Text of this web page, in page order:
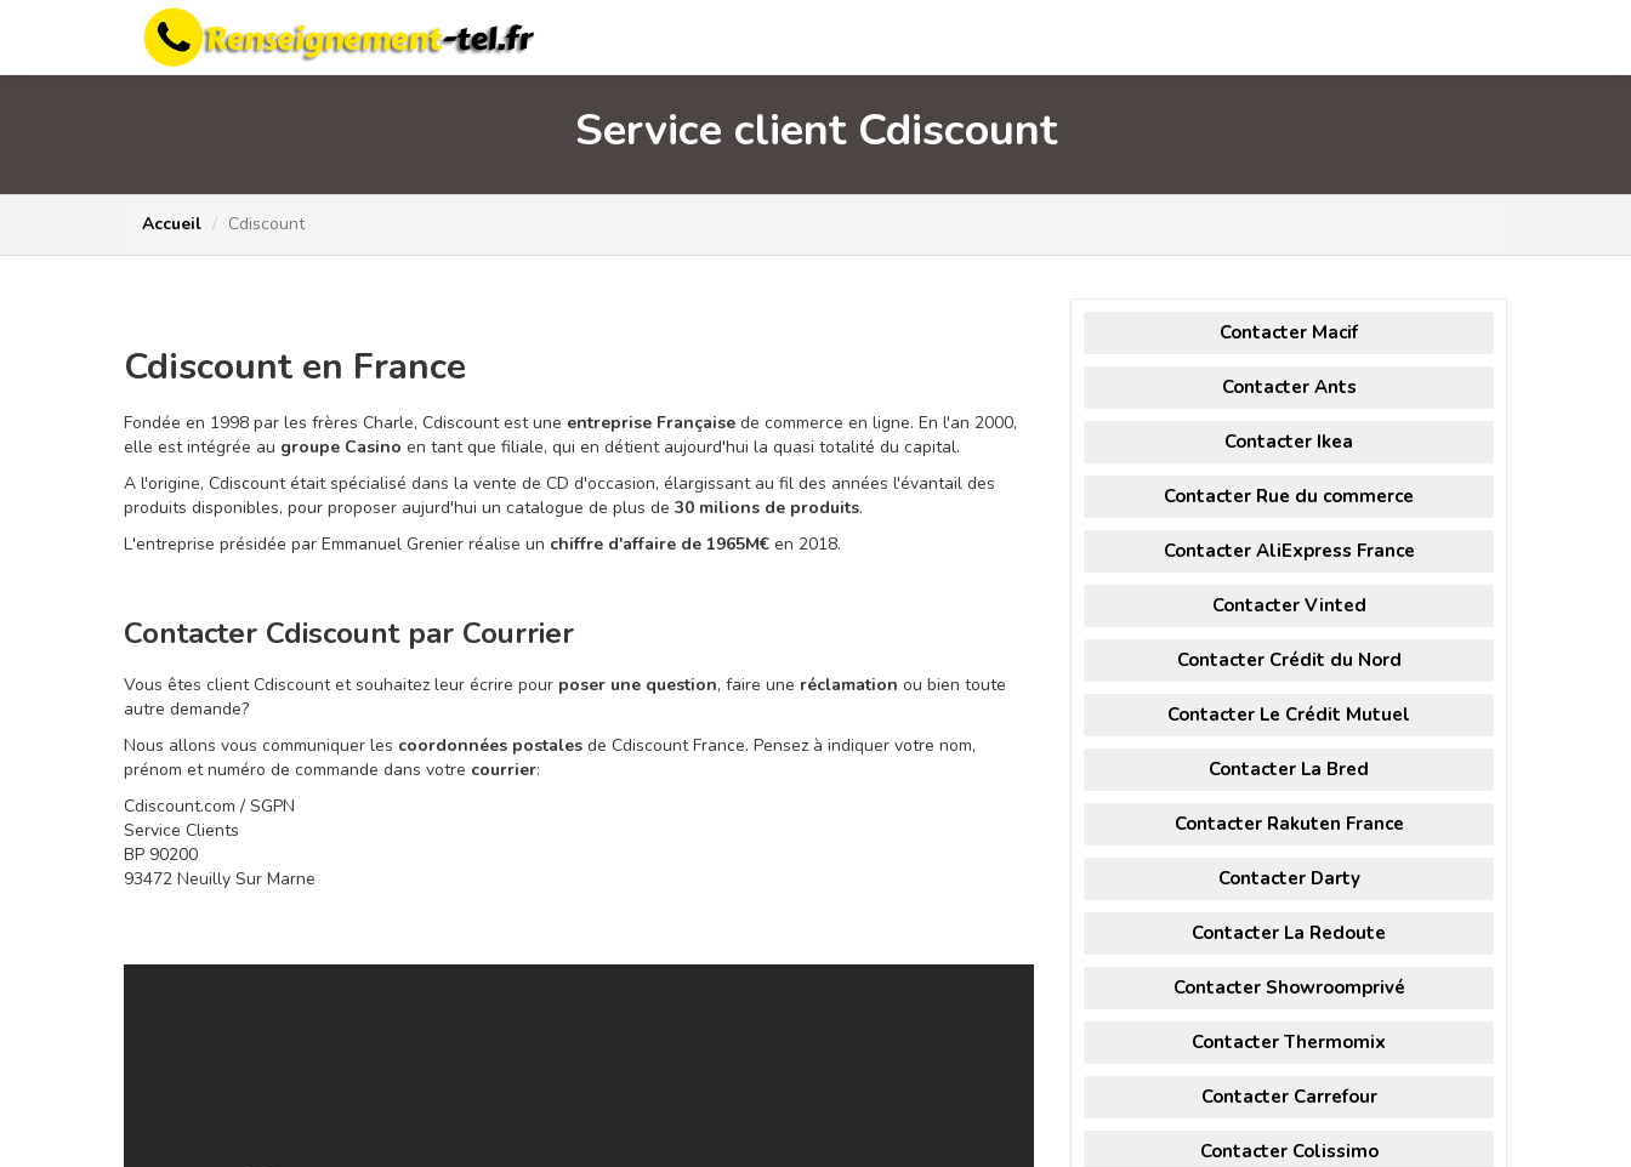
Service client Cdiscount
Accueil Cdiscount
Cdiscount en France
Fondée en 1998 par les frères Charle, Cdiscount est une entreprise Française de commerce en ligne. En l'an 2000,
elle est intégrée au groupe Casino en tant que filiale, qui en détient aujourd'hui la quasi totalité du capital.
A l'origine, Cdiscount était spécialisé dans la vente de CD d'occasion, élargissant au fil des années l'évantail des
produits disponibles, pour proposer aujurd'hui un catalogue de plus de 30 milions de produits.
L'entreprise présidée par Emmanuel Grenier réalise un chiffre d'affaire de 1965M€ en 2018.
Contacter Cdiscount par Courrier
Vous êtes client Cdiscount et souhaitez leur écrire pour poser une question, faire une réclamation ou bien toute
autre demande?
Nous allons vous communiquer les coordonnées postales de Cdiscount France. Pensez à indiquer votre nom,
prénom et numéro de commande dans votre courrier:
Cdiscount.com / SGPN
Service Clients
BP 90200
93472 Neuilly Sur Marne
Contacter Macif
Contacter Ants
Contacter Ikea
Contacter Rue du commerce
Contacter AliExpress France
Contacter Vinted
Contacter Crédit du Nord
Contacter Le Crédit Mutuel
Contacter La Bred
Contacter Rakuten France
Contacter Darty
Contacter La Redoute
Contacter Showroomprivé
Contacter Thermomix
Contacter Carrefour
Contacter Colissimo